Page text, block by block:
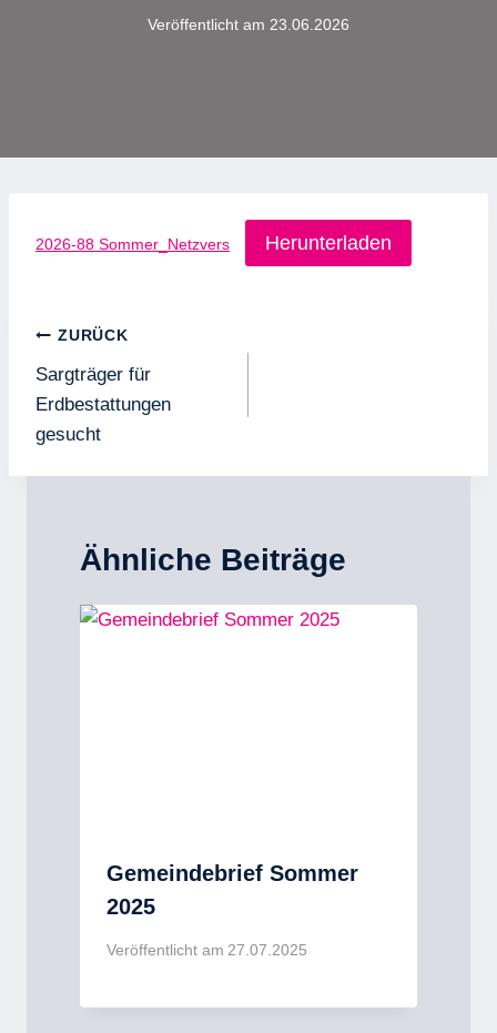
Veröffentlicht am 23.06.2026
2026-88 Sommer_Netzvers Herunterladen
Beitragsnavigation
ZURÜCK
Sargträger für
Erdbestattungen
gesucht
Ähnliche Beiträge
Gemeindebrief Sommer
2025
Veröffentlicht am 27.07.2025